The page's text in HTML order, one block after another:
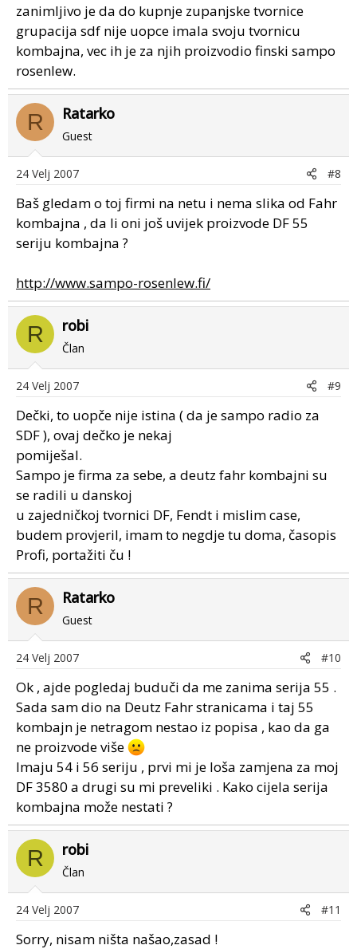
zanimljivo je da do kupnje zupanjske tvornice
grupacija sdf nije uopce imala svoju tvornicu
kombajna, vec ih je za njih proizvodio finski sampo
rosenlew.
R Ratarko
Guest
24 Velj 2007 #8
Baš gledam o toj firmi na netu i nema slika od Fahr
kombajna , da li oni još uvijek proizvode DF 55
seriju kombajna ?
http://www.sampo-rosenlew.fi/
R robi
Član
24 Velj 2007 #9
Dečki, to uopče nije istina ( da je sampo radio za
SDF ), ovaj dečko je nekaj
pomiješal.
Sampo je firma za sebe, a deutz fahr kombajni su
se radili u danskoj
u zajedničkoj tvornici DF, Fendt i mislim case,
budem provjeril, imam to negdje tu doma, časopis
Profi, portažiti ču !
R Ratarko
Guest
24 Velj 2007 #10
Ok , ajde pogledaj buduči da me zanima serija 55 .
Sada sam dio na Deutz Fahr stranicama i taj 55
kombajn je netragom nestao iz popisa , kao da ga
ne proizvode više
Imaju 54 i 56 seriju , prvi mi je loša zamjena za moj
DF 3580 a drugi su mi preveliki . Kako cijela serija
kombajna može nestati ?
R robi
Član
24 Velj 2007 #11
Sorry, nisam ništa našao,zasad !